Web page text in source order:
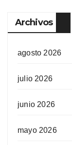
Archivos
agosto 2026
julio 2026
junio 2026
mayo 2026